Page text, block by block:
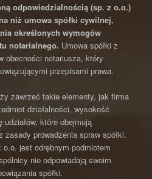
odpowiedzialnością (sp. z o.o.)
niż umowa spółki cywilnej,
określonych wymogów
notarialnego. Umowa spółki z
obecności notariusza, który
przepisami prawa.
zawrzeć takie elementy, jak firma
działalności, wysokość
udziałów, które obejmują
prowadzenia spraw spółki.
jest odrębnym podmiotem
nie odpowiadają swoim
spółki.